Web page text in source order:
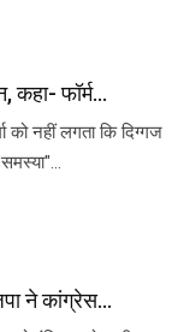
कहा- फॉर्म...
को नहीं लगता कि दिग्गज
ने कांग्रेस...